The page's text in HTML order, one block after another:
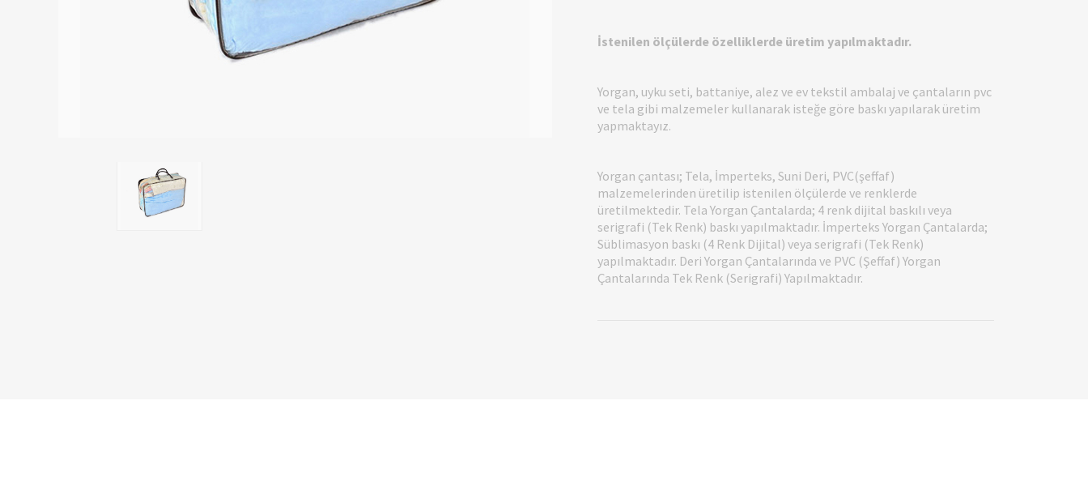
İstenilen ölçülerde özelliklerde üretim yapılmaktadır.
Yorgan, uyku seti, battaniye, alez ve ev tekstil ambalaj ve çantaların pvc
ve tela gibi malzemeler kullanarak isteğe göre baskı yapılarak üretim
yapmaktayız.
Yorgan çantası; Tela, İmperteks, Suni Deri, PVC(şeffaf)
malzemelerinden üretilip istenilen ölçülerde ve renklerde
üretilmektedir. Tela Yorgan Çantalarda; 4 renk dijital baskılı veya
serigrafi (Tek Renk) baskı yapılmaktadır. İmperteks Yorgan Çantalarda;
Süblimasyon baskı (4 Renk Dijital) veya serigrafi (Tek Renk)
yapılmaktadır. Deri Yorgan Çantalarında ve PVC (Şeffaf) Yorgan
Çantalarında Tek Renk (Serigrafi) Yapılmaktadır.